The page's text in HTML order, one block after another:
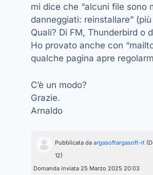
mi dice che “alcuni file sono
danneggiati: reinstallare”
Quali? Di FM, Thunderbird o
Ho provato anche con
qualche pagina apre
C’è un modo?
Grazie.
Arnaldo
Pubblicata da argasoftargasoft-it
12)
Domanda inviata 25 Marzo 2025 20:03